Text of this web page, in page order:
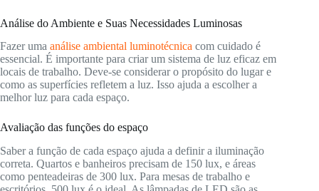
Análise do Ambiente e Suas Necessidades Luminosas
Fazer uma análise ambiental luminotécnica com cuidado é
essencial. É importante para criar um sistema de luz eficaz em
locais de trabalho. Deve-se considerar o propósito do lugar e
como as superfícies refletem a luz. Isso ajuda a escolher a
melhor luz para cada espaço.
Avaliação das funções do espaço
Saber a função de cada espaço ajuda a definir a iluminação
correta. Quartos e banheiros precisam de 150 lux, e áreas
como penteadeiras de 300 lux. Para mesas de trabalho e